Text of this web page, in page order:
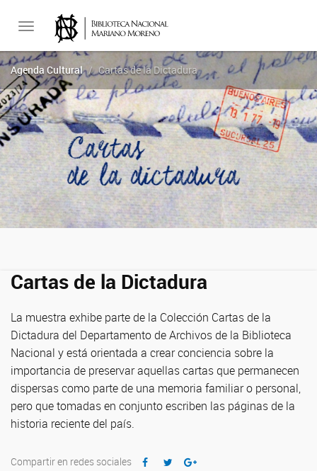
Toggle
navigation
Agenda Cultural Cartas de la Dictadura
Cartas de la Dictadura
La muestra exhibe parte de la Colección Cartas de la
Dictadura del Departamento de Archivos de la Biblioteca
Nacional y está orientada a crear conciencia sobre la
importancia de preservar aquellas cartas que permanecen
dispersas como parte de una memoria familiar o personal,
pero que tomadas en conjunto escriben las páginas de la
historia reciente del país.
Compartir en redes sociales